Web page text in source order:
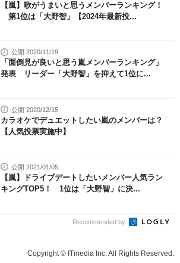
【嵐】歌がうまいと思うメンバーランキング！
第1位は「大野智」【2024年最新投...
公開 2020/11/19
「面倒見が良いと思う嵐メンバーランキング」
発表 リーダー「大野智」を抑えて1位に...
公開 2020/12/15
カラオケでデュエットしたい嵐のメンバーは？
【人気投票実施中】
公開 2021/01/05
【嵐】ドライブデートしたいメンバー人気ラン
キングTOP5！ 1位は「大野智」に決...
Recommended by
Copyright © ITmedia Inc. All Rights Reserved.